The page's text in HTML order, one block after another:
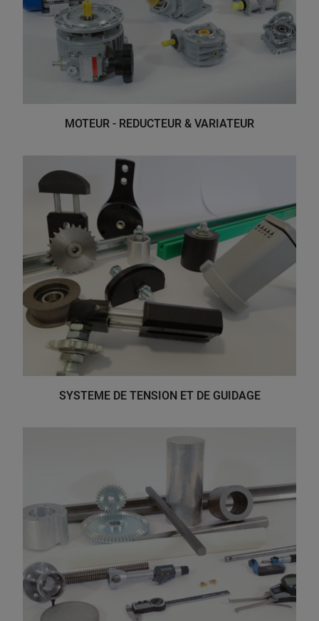
MOTEUR - REDUCTEUR & VARIATEUR
SYSTEME DE TENSION ET DE GUIDAGE